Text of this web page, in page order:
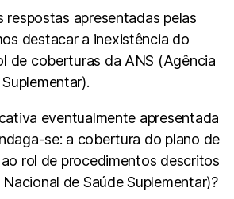
respostas apresentadas pelas
destacar a inexistência do
de coberturas da ANS (Agência
eventualmente apresentada
se: a cobertura do plano de
rol de procedimentos descritos
de Saúde Suplementar)?